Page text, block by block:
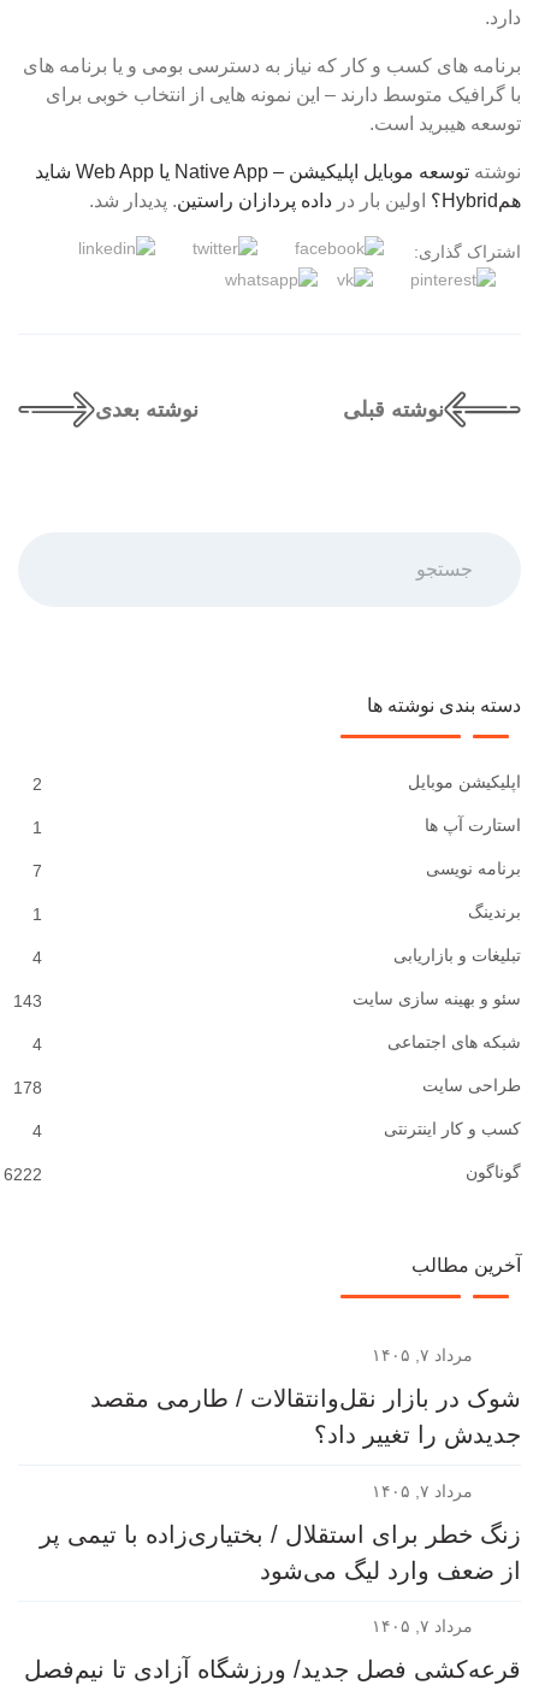
دارد.
برنامه های کسب و کار که نیاز به دسترسی بومی و یا برنامه های
با گرافیک متوسط دارند – این نمونه هایی از انتخاب خوبی برای
توسعه هیبرید است.
نوشته
توسعه موبایل اپلیکیشن – Native App یا Web App شاید
همHybrid؟
اولین بار در داده پردازان راستین. پدیدار شد.
اشتراک گذاری:
نوشته قبلی نوشته بعدی
دسته بندی نوشته ها
2 اپلیکیشن موبایل
1 استارت آپ ها
7 برنامه نویسی
1 برندینگ
4 تبلیغات و بازاریابی
143 سئو و بهینه سازی سایت
4 شبکه های اجتماعی
178 طراحی سایت
4 کسب و کار اینترنتی
6222 گوناگون
آخرین مطالب
مرداد ۷, ۱۴۰۵
شوک در بازار نقل‌وانتقالات / طارمی مقصد
جدیدش را تغییر داد؟
مرداد ۷, ۱۴۰۵
زنگ خطر برای استقلال / بختیاری‌زاده با تیمی پر
از ضعف وارد لیگ می‌شود
مرداد ۷, ۱۴۰۵
قرعه‎‌کشی فصل جدید/ ورزشگاه آزادی تا نیم‌فصل